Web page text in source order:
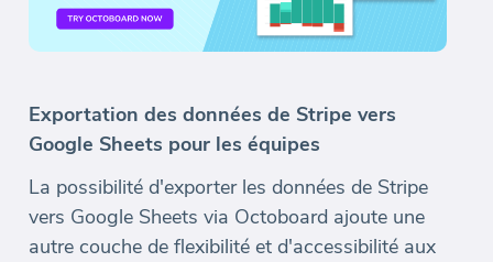
Exportation des données de Stripe vers
Google Sheets pour les équipes
La possibilité d'exporter les données de Stripe
vers Google Sheets via Octoboard ajoute une
autre couche de flexibilité et d'accessibilité aux